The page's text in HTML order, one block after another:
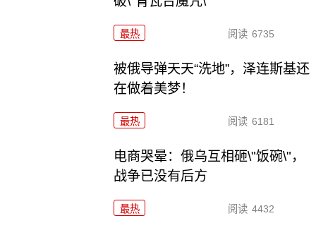
最热 阅读 6735
被俄导弹天天“洗地”，泽连斯基还
在做着美梦！
最热 阅读 6181
电商哭晕：俄乌互相砸\"饭碗\"，
战争已没有后方
最热 阅读 4432